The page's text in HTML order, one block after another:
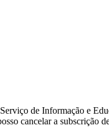
de Informação e
cancelar a subscrição